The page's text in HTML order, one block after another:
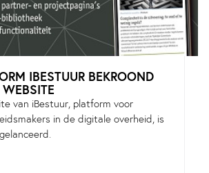
IBESTUUR BEKROOND
van iBestuur, platform voor
in de digitale overheid, is